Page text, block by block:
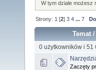
W tym dziale możesz
Strony: 1 [2]3 4 ...7
Temat
0 użytkowników i 51
Zaczęty